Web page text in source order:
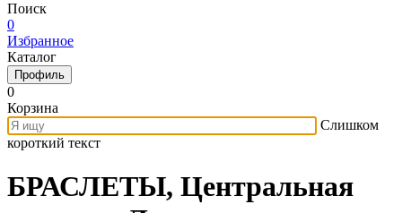
Поиск
0
Избранное
Каталог
Профиль
0
Корзина
Слишком
короткий текст
БРАСЛЕТЫ, Центральная